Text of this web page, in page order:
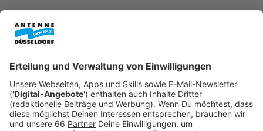
Auch Grün- und Freiflächen soll es auf dem Gelände
geben. Heute Nachmittag wird der Planungsausschuss
im Rathaus offiziell beschließen, einen Bebauungsplan
dafür aufzustellen.
Anzeige